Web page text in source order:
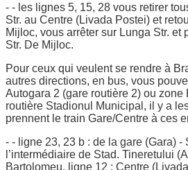
- - les lignes 5, 15, 28 vous retirer
Str. au Centre (Livada Postei) et
Mijloc, vous arrêter sur Lunga Str. et
Str. De Mijloc.
Pour ceux qui veulent se rendre à
autres directions, en bus, vous
Autogara 2 (gare routière 2) ou zone
routière Stadionul Municipal, il y a
prennent le train Gare/Centre à ces
- - ligne 23, 23 b : de la gare (Gara) -
l’intermédiaire de Stad. Tineretului
Bartolomeu. ligne 12 : Centre